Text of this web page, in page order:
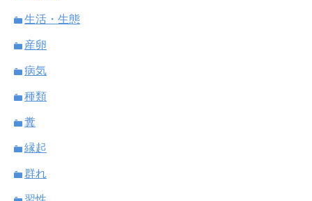
生活・生態
産卵
病気
種類
糞
縁起
群れ